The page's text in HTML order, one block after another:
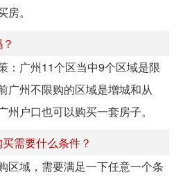
。
：广州11个区当中9个区域是限
广州不限购的区域是增城和从
户口也可以购买一套房子。
需要什么条件？
区域，需要满足一下任意一个条